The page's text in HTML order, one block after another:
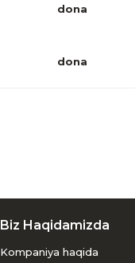
dona
dona
Biz Haqidamizda
Kompaniya haqida